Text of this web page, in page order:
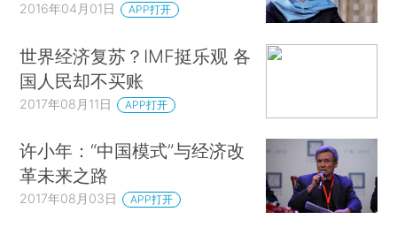
2016年04月01日 APP打开
世界经济复苏？IMF挺乐观 各
国人民却不买账
2017年08月11日 APP打开
许小年：“中国模式”与经济改
革未来之路
2017年08月03日 APP打开